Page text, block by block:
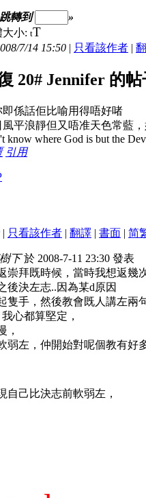
跳轉到
»
大小: tT
7/14 15:50 | 只看該作者 |
20# Jennifer 的帖
即係話佢比喻用得唔好啫
風平浪靜但又唔准天色常藍
know where God is but the
引用
| 只看該作者 | 翻譯 | 書面 | 简
下於 2008-7-11 23:30 發表
崇拜既時候，當時我想返幾
後決左志..因為某d原因
隻手，然後教會既人講左兩
心都算堅定，
，
弱左，仲開始對呢個教有好
自己比決志前軟弱左，